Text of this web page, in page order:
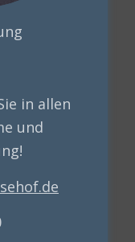
in allen
und